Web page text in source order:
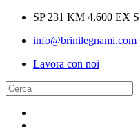
SP 231 KM 4,600 EX
info@brinilegnami.com
Lavora con noi